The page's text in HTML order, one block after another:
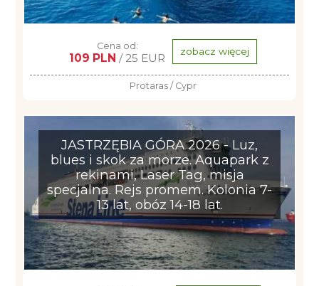
Cena od:
109 PLN / 25 EUR zobacz więcej
Protaras / Cypr
JASTRZĘBIA GÓRA 2026 - Luz,
blues i skok za morze. Aquapark z
rekinami, Laser Tag, misja
specjalna. Rejs promem. Kolonia 7-
13 lat, obóz 14-18 lat.